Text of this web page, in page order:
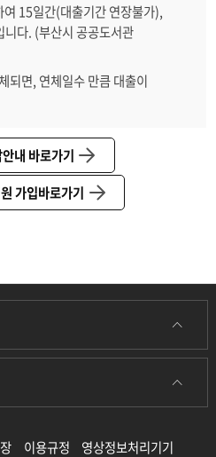
15일간(대출기간 연장불가),
다. (부산시 공공도서관
되면, 연체일수 만큼 대출이
내 바로가기
가입바로가기
이용규정 영상정보처리기기